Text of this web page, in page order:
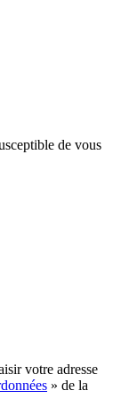
de vous
votre adresse
» de la